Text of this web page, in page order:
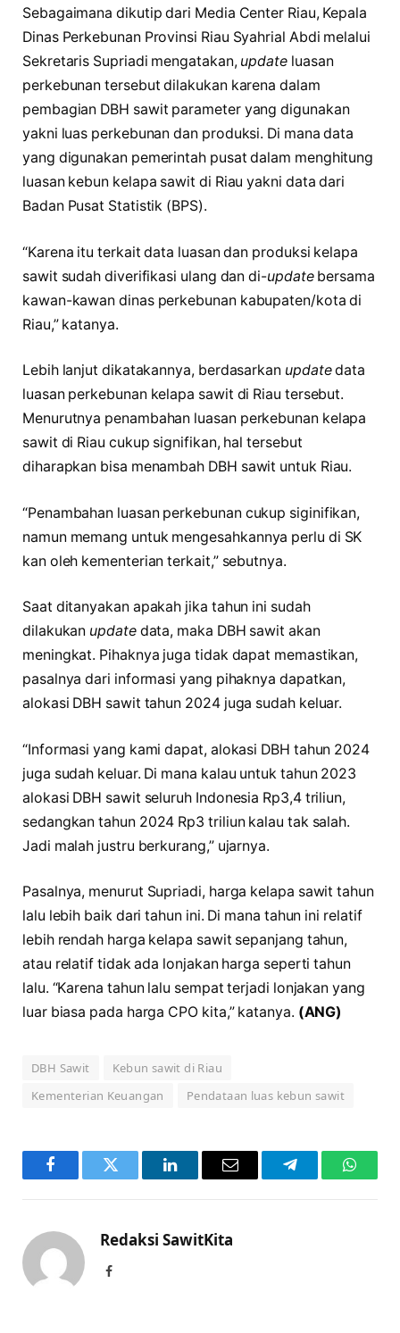
Sebagaimana dikutip dari Media Center Riau, Kepala
Dinas Perkebunan Provinsi Riau Syahrial Abdi melalui
Sekretaris Supriadi mengatakan, updateluasan
perkebunan tersebut dilakukan karena dalam
pembagian DBH sawit parameter yang digunakan
yakni luas perkebunan dan produksi. Di mana data
yang digunakan pemerintah pusat dalam menghitung
luasan kebun kelapa sawit di Riau yakni data dari
Badan Pusat Statistik (BPS).
“Karena itu terkait data luasan dan produksi kelapa
sawit sudah diverifikasi ulang dan di-updatebersama
kawan-kawan dinas perkebunan kabupaten/kota di
Riau,” katanya.
Lebih lanjut dikatakannya, berdasarkan updatedata
luasan perkebunan kelapa sawit di Riau tersebut.
Menurutnya penambahan luasan perkebunan kelapa
sawit di Riau cukup signifikan, hal tersebut
diharapkan bisa menambah DBH sawit untuk Riau.
“Penambahan luasan perkebunan cukup siginifikan,
namun memang untuk mengesahkannya perlu di SK
kan oleh kementerian terkait,” sebutnya.
Saat ditanyakan apakah jika tahun ini sudah
dilakukan updatedata, maka DBH sawit akan
meningkat. Pihaknya juga tidak dapat memastikan,
pasalnya dari informasi yang pihaknya dapatkan,
alokasi DBH sawit tahun 2024 juga sudah keluar.
“Informasi yang kami dapat, alokasi DBH tahun 2024
juga sudah keluar. Di mana kalau untuk tahun 2023
alokasi DBH sawit seluruh Indonesia Rp3,4 triliun,
sedangkan tahun 2024 Rp3 triliun kalau tak salah.
Jadi malah justru berkurang,” ujarnya.
Pasalnya, menurut Supriadi, harga kelapa sawit tahun
lalu lebih baik dari tahun ini. Di mana tahun ini relatif
lebih rendah harga kelapa sawit sepanjang tahun,
atau relatif tidak ada lonjakan harga seperti tahun
lalu. “Karena tahun lalu sempat terjadi lonjakan yang
luar biasa pada harga CPO kita,” katanya. (ANG)
DBH Sawit
Kebun sawit di Riau
Kementerian Keuangan
Pendataan luas kebun sawit
FacebookTwitter LinkedInEmail Telegram
Redaksi SawitKita
Facebook